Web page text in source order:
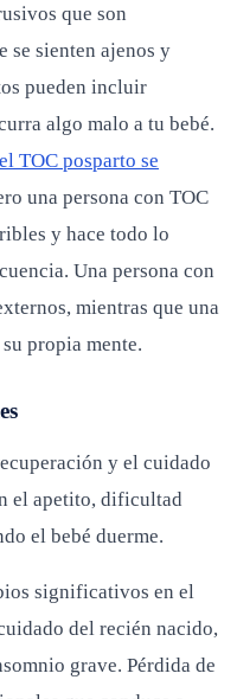
que son
se sienten ajenos y
pueden incluir
algo malo a tu bebé.
el TOC posparto se
una persona con TOC
y hace todo lo
Una persona con
mientras que una
propia mente.
y el cuidado
el apetito, dificultad
el bebé duerme.
significativos en el
del recién nacido,
grave. Pérdida de